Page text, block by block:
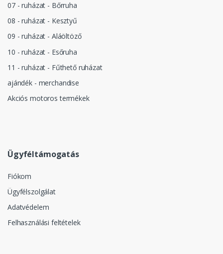
07 - ruházat - Bőrruha
08 - ruházat - Kesztyű
09 - ruházat - Aláöltöző
10 - ruházat - Esőruha
11 - ruházat - Fűthető ruházat
ajándék - merchandise
Akciós motoros termékek
Ügyféltámogatás
Fiókom
Ügyfélszolgálat
Adatvédelem
Felhasználási feltételek